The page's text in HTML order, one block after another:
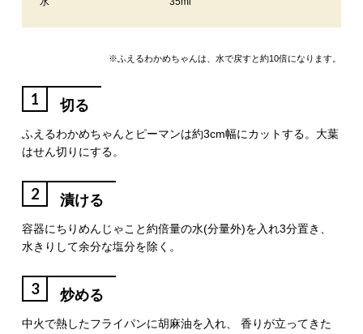
※ふえるわかめちゃんは、水で戻すと約10倍になります。
1 切る
ふえるわかめちゃんとピーマンは約3cm幅にカットする。大葉
はせん切りにする。
2 漬ける
容器にちりめんじゃこと約倍量の水(分量外)を入れ3分置き、
水きりして余分な塩分を除く。
3 炒める
中火で熱したフライパンに胡麻油を入れ、 香りが立ってきた